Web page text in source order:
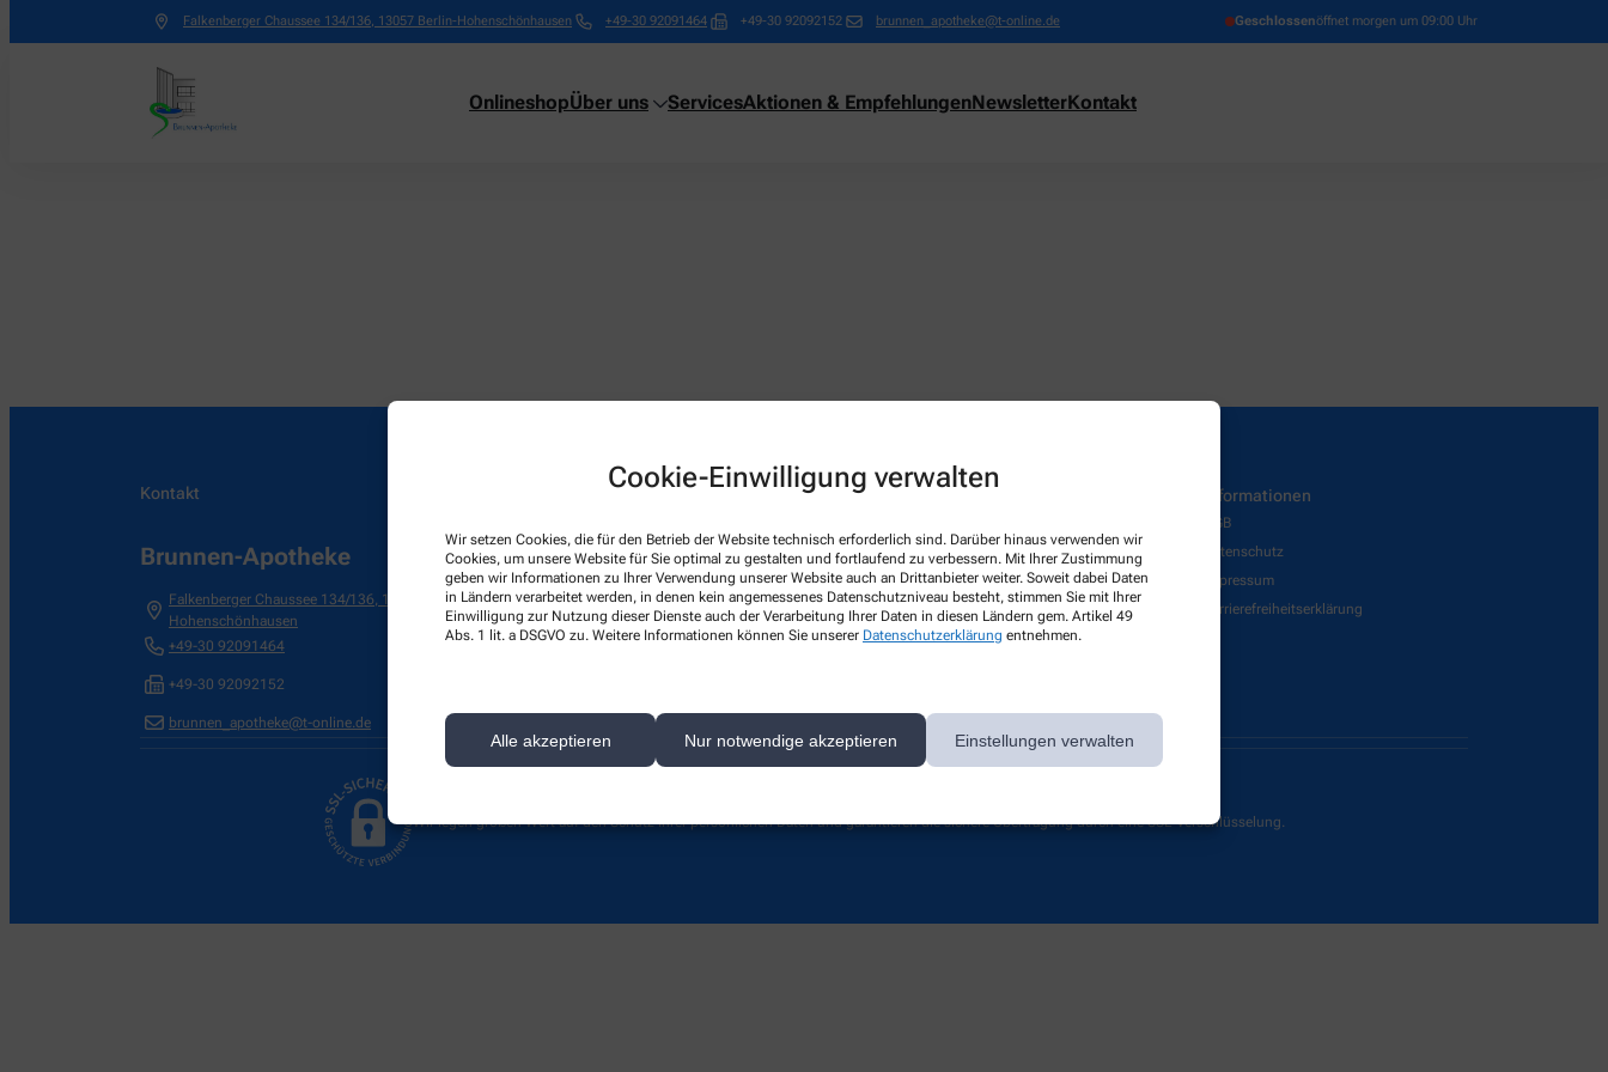
Cookie-Einwilligung verwalten
Wir setzen Cookies, die für den Betrieb der Website technisch erforderlich sind. Darüber hinaus verwenden wir
Cookies, um unsere Website für Sie optimal zu gestalten und fortlaufend zu verbessern. Mit Ihrer Zustimmung
geben wir Informationen zu Ihrer Verwendung unserer Website auch an Drittanbieter weiter. Soweit dabei Daten
in Ländern verarbeitet werden, in denen kein angemessenes Datenschutzniveau besteht, stimmen Sie mit Ihrer
Einwilligung zur Nutzung dieser Dienste auch der Verarbeitung Ihrer Daten in diesen Ländern gem. Artikel 49
Abs. 1 lit. a DSGVO zu. Weitere Informationen können Sie unserer Datenschutzerklärung entnehmen.
Alle akzeptieren Nur notwendige akzeptieren Einstellungen verwalten
Falkenberger Chaussee 134/136, 13057 Berlin-Hohenschönhausen +49-30 92091464 +49-30 92092152 brunnen_apotheke@t-online.de Geschlossenöffnet morgen um 09:00 Uhr
OnlineshopÜber uns ServicesAktionen & EmpfehlungenNewsletterKontakt
Kontakt
Brunnen-Apotheke
Falkenberger Chaussee 134/136, 13057
Berlin-
Hohenschönhausen
+49-30 92091464
+49-30 92092152
brunnen_apotheke@t-online.de
Lieferoptionen
Kontakt
Informationen
AGB
Datenschutz
Impressum
Barrierefreiheitserklärung
Wir legen großen Wert auf den Schutz Ihrer persönlichen Daten und garantieren die sichere Übertragung durch eine SSL-Verschlüsselung.